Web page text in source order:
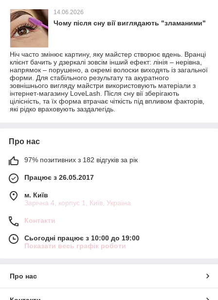
14.06.2026
Чому після сну вії виглядають "зламаними"
Ніч часто змінює картину, яку майстер створює вдень. Вранці
клієнт бачить у дзеркалі зовсім інший ефект: лінія – нерівна,
напрямок – порушено, а окремі волоски виходять із загальної
форми. Для стабільного результату та акуратного
зовнішнього вигляду майстри використовують матеріали з
інтернет-магазину LoveLash. Після сну вії зберігають
цілісність, та їх форма втрачає чіткість під впливом факторів,
які рідко враховують заздалегідь.
Про нас
97% позитивних з 182 відгуків за рік
Працює з 26.05.2017
м. Київ
Зарічна 4, корпус 1, Київ, Україна
Контакти
Сьогодні працює з 10:00 до 19:00
Показати весь графік роботи
Про нас